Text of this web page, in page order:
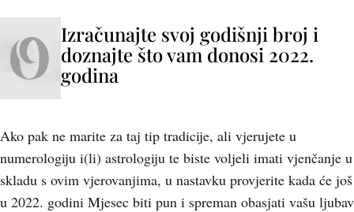
Izračunajte svoj godišnji broj i
doznajte što vam donosi 2022.
godina
Ako pak ne marite za taj tip tradicije, ali vjerujete u
numerologiju i(li) astrologiju te biste voljeli imati vjenčanje u
skladu s ovim vjerovanjima, u nastavku provjerite kada će još
u 2022. godini Mjesec biti pun i spreman obasjati vašu ljubav